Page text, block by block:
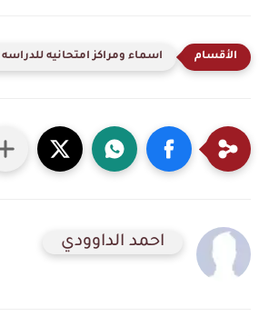
اسماء ومراكز امتحانيه للدراسه
احمد الداوودي